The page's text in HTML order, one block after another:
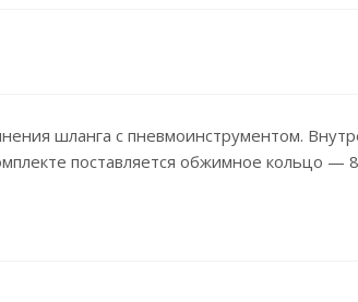
шланга с пневмоинструментом.
поставляется обжимное кольцо —